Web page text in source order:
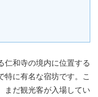
仁和寺の境内に位置する
特に有名な宿坊です。こ
まだ観光客が入場してい